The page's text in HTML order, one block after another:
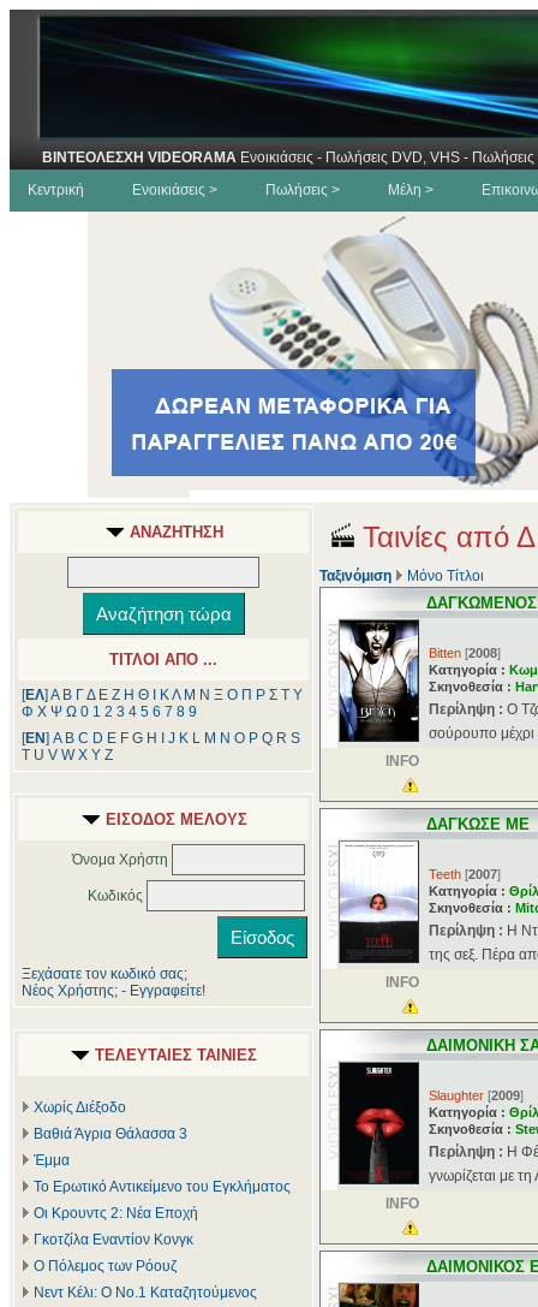
ΒΙΝΤΕΟΛΕΣΧΗ VIDEORAMA Ενοικιάσεις - Πωλήσεις DVD, VHS -
Κεντρική
Ενοικιάσεις > Πωλήσεις > Μέλη >
ΑΝΑΖΗΤΗΣΗ
ΤΙΤΛΟΙ ΑΠΟ ...
[ΕΛ] Α Β ΓΔ Ε Ζ Η Θ ΚΛ Μ Ν Ξ Ο Π Ρ Σ Τ Υ
Φ Χ Ψ Ω 0 1 2 3 4 5 6 7 8 9
[ΕΝ] A B C D E F G H J K L M N O P Q R S
T U V W X Y Z
ΕΙΣΟΔΟΣ ΜΕΛΟΥΣ
Όνομα Χρήστη
Κωδικός
Ξεχάσατε τον κωδικό σας;
Νέος Χρήστης; - Εγγραφείτε!
ΤΕΛΕΥΤΑΙΕΣ ΤΑΙΝΙΕΣ
Χωρίς Διέξοδο
Βαθιά Άγρια Θάλασσα 3
Έμμα
Το Ερωτικό Αντικείμενο του Εγκλήματος
Οι Κρουντς 2: Νέα Εποχή
Γκοτζίλα Εναντίον Κονγκ
Ο Πόλεμος των Ρόουζ
Νεντ Κέλι: Ο Νο.1 Καταζητούμενος
Ταινίες από Δ
Ταξινόμιση Μόνο Τίτλοι
Bitten [2008]
Κατηγορία :
Σκηνοθεσία :
Περίληψη : O
σούρουπο μέχρι
INFO
ΔΑΓΚΩΣΕ ΜΕ
Teeth [2007]
Κατηγορία :
Σκηνοθεσία :
Περίληψη : H
της σεξ. Πέρα
INFO
ΔΑΙΜΟΝΙΚΗ
Slaughter [2009]
Κατηγορία :
Σκηνοθεσία :
Περίληψη : Η
γνωρίζεται με
INFO
ΔΑΙΜΟΝΙΚΟΣ